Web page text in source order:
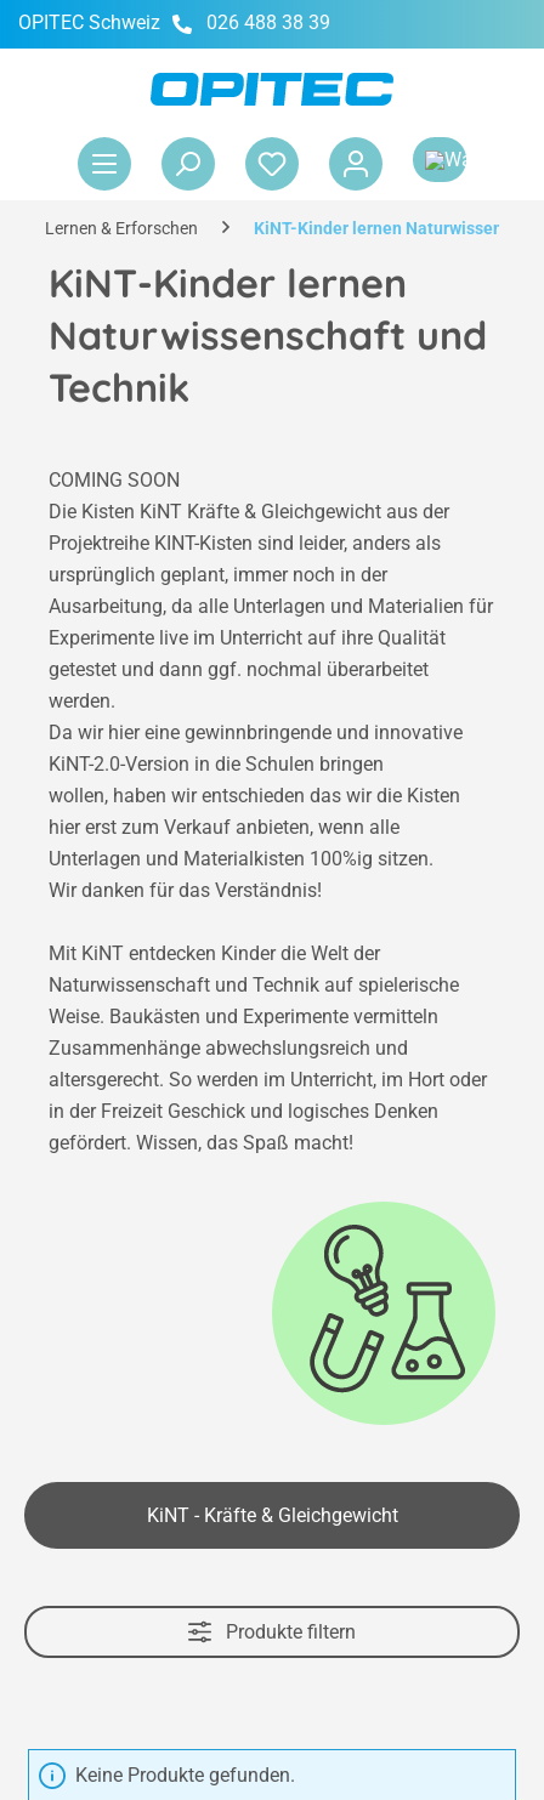
springen
OPITEC Schweiz 026 488 38 39
Lernen & Erforschen KiNT-Kinder lernen
KiNT-Kinder lernen
Naturwissenschaft und
Technik
COMING SOON
Die Kisten KiNT Kräfte & Gleichgewicht aus der
Projektreihe KINT-Kisten sind leider, anders als
ursprünglich geplant, immer noch in der
Ausarbeitung, da alle Unterlagen und Materialien für
Experimente live im Unterricht auf ihre Qualität
getestet und dann ggf. nochmal überarbeitet
werden.
Da wir hier eine gewinnbringende und innovative
KiNT-2.0-Version in die Schulen bringen
wollen, haben wir entschieden das wir die Kisten
hier erst zum Verkauf anbieten, wenn alle
Unterlagen und Materialkisten 100%ig sitzen.
Wir danken für das Verständnis!
Mit KiNT entdecken Kinder die Welt der
Naturwissenschaft und Technik auf spielerische
Weise. Baukästen und Experimente vermitteln
Zusammenhänge abwechslungsreich und
altersgerecht. So werden im Unterricht, im Hort oder
in der Freizeit Geschick und logisches Denken
gefördert. Wissen, das Spaß macht!
KiNT - Kräfte & Gleichgewicht
Produkte filtern
Keine Produkte gefunden.